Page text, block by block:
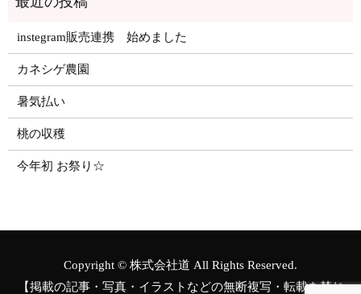
instegram販売連携 始めました
カネシゲ農園
暑気払い
桃の収穫
今年初 お祭り☆
Copyright © 株式会社道 All Rights Reserved.
【掲載の記事・写真・イラストなどの無断複写・転載を禁じ